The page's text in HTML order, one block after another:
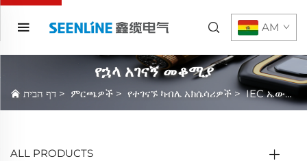
AM
የኋላ አገናኝ መቆሚያ
דף הבית > ምርጫዎች > የተገናኙ ካብሌ አክሴሳሪዎች >IEC ኤውሮፓውያን ካብሌ አክሴሳሪዎች
ALL PRODUCTS